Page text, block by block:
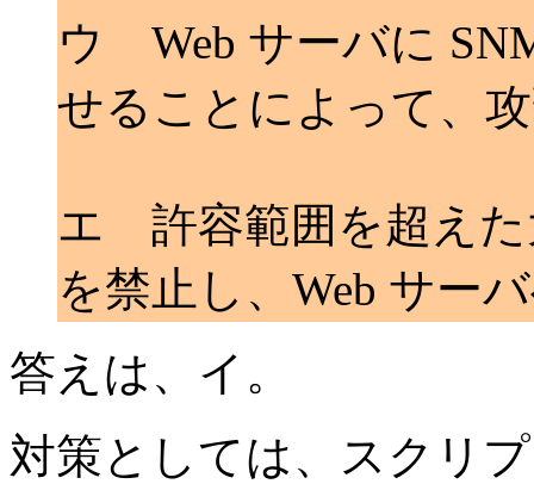
ウ Web サーバに
せることによって、
エ 許容範囲を超えた
を禁止し、Web サー
答えは、イ。
対策としては、スクリ